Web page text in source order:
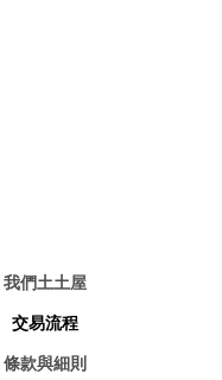
我們土土屋
交易流程
條款與細則